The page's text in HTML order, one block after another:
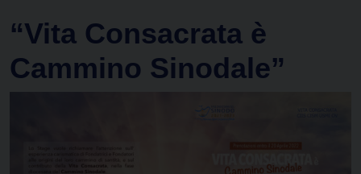
“Vita Consacrata è
Cammino Sinodale”